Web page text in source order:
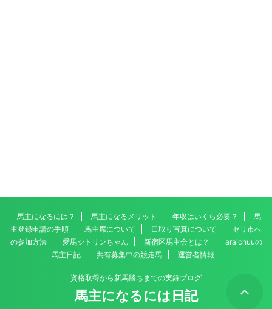
馬主になるには？ 馬主になるメリット 年収はいくら必要？
馬
主登録申請の手順
馬主席について 口取り写真について
セリ市へ
の参加方法
愛馬シトリンちゃん 新宿区馬主会とは？
araichuuの
馬主日記
共有募集中の競走馬 運営者情報
資格取得から新馬勝ちまでの実録ブログ
馬主になるには日記